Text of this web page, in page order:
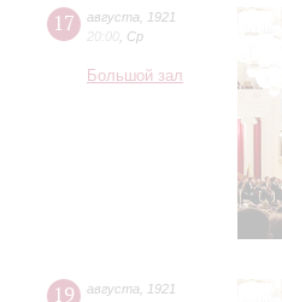
17 августа
1921
20:00 Ср
Большой зал
19 августа
1921